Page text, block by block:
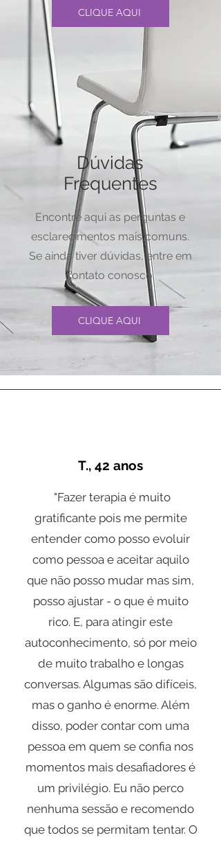
CLIQUE AQUI
Dúvidas
Frequentes
Encontre aqui as perguntas e
esclarecimentos mais comuns.
Se ainda tiver dúvidas, entre em
contato conosco.
CLIQUE AQUI
T., 42 anos
"Fazer terapia é muito
gratificante pois me permite
entender como posso evoluir
como pessoa e aceitar aquilo
que não posso mudar mas sim,
posso ajustar - o que é muito
rico. E, para atingir este
autoconhecimento, só por meio
de muito trabalho e longas
conversas. Algumas são difíceis,
mas o ganho é enorme. Além
disso, poder contar com uma
pessoa em quem se confia nos
momentos mais desafiadores é
um privilégio. Eu não perco
nenhuma sessão e recomendo
que todos se permitam tentar. O